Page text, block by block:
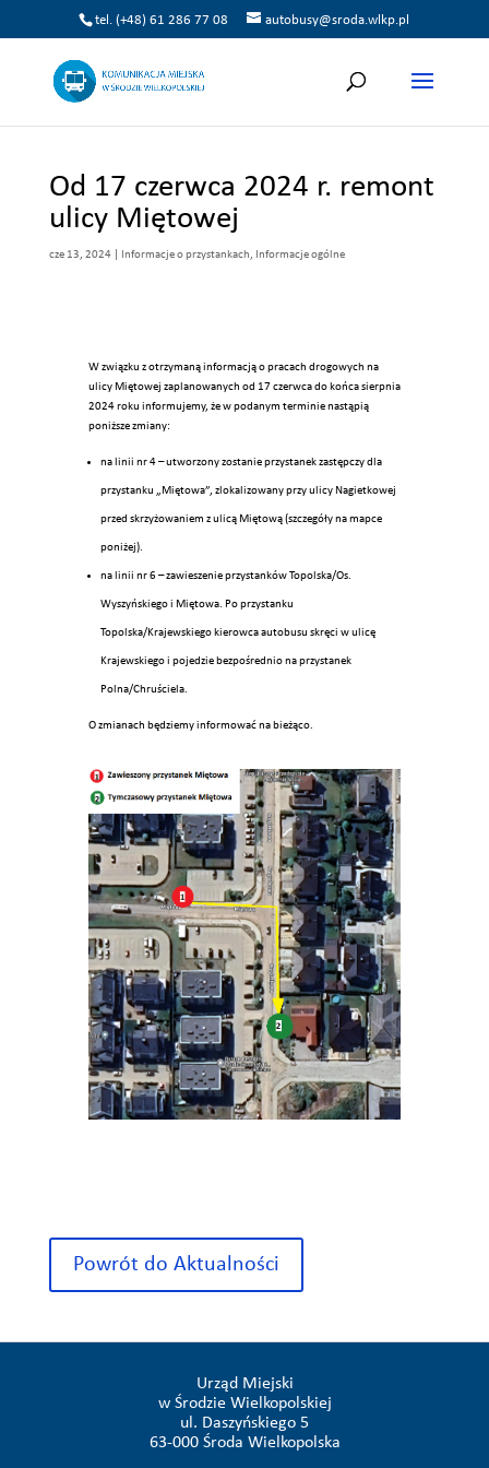
tel. (+48) 61 286 77 08 autobusy@sroda.wlkp.pl
Od 17 czerwca 2024 r. remont
ulicy Miętowej
cze 13, 2024| Informacje o przystankach, Informacje ogólne
W związku z otrzymaną informacją o pracach drogowych na
ulicy Miętowej zaplanowanych od 17 czerwca do końca sierpnia
2024 roku informujemy, że w podanym terminie nastąpią
poniższe zmiany:
na linii nr 4 – utworzony zostanie przystanek zastępczy dla
przystanku „Miętowa”, zlokalizowany przy ulicy Nagietkowej
przed skrzyżowaniem z ulicą Miętową (szczegóły na mapce
poniżej).
na linii nr 6 – zawieszenie przystanków Topolska/Os.
Wyszyńskiego i Miętowa. Po przystanku
Topolska/Krajewskiego kierowca autobusu skręci w ulicę
Krajewskiego i pojedzie bezpośrednio na przystanek
Polna/Chruściela.
O zmianach będziemy informować na bieżąco.
Powrót do Aktualności
Urząd Miejski
w Środzie Wielkopolskiej
ul. Daszyńskiego 5
63-000 Środa Wielkopolska